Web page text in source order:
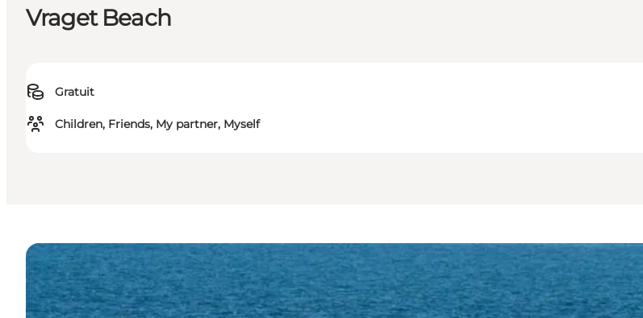
Vraget Beach
Gratuit
Children, Friends, My partner, Myself